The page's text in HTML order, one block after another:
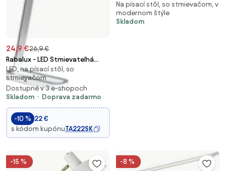
24,9 €26,9 €
Rabalux - LED Stmievateľná
dotyková stolná lampa
LED/7W/230V biela
LED, na písací stôl, so
stmievačom
Dostupné v 3 e-shopoch
Skladom
Doprava zadarmo
-10 % 22 €
s kódom kupónuTA222SK
s tienidlom z ľanu taupe 35 cm
- Parte
Na písací stôl, so stmievačom, v
modernom štýle
Skladom
-15 % -8 %